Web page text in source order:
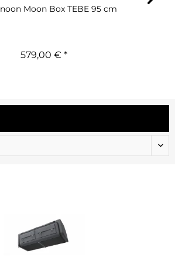
Moon Box TEBE 95 cm
579,00 € *